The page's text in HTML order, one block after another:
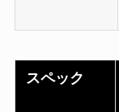
スペック